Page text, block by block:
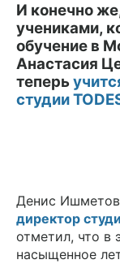
И конечно
учениками,
обучение в
Анастасия
теперь
студии
Денис
директор
отметил, что в
насыщенное